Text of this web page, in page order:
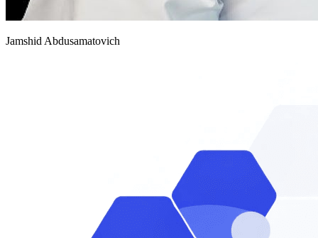
Jamshid Abdusamatovich